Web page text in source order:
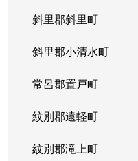
斜里郡斜里町
斜里郡小清水町
常呂郡置戸町
紋別郡遠軽町
紋別郡滝上町